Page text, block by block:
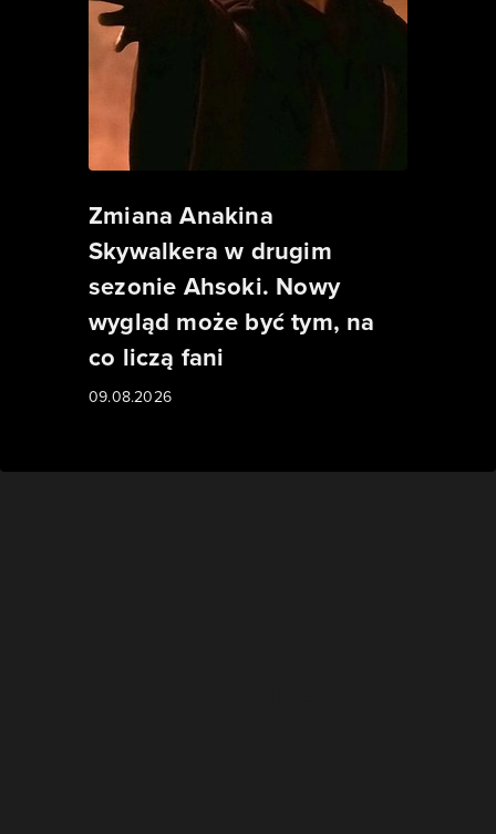
Zmiana Anakina
Skywalkera w drugim
sezonie Ahsoki. Nowy
wygląd może być tym, na
co liczą fani
09.08.2026